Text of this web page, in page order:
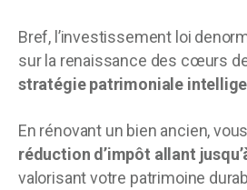
Bref, l’investissement loi
sur la renaissance des cœurs de
stratégie patrimoniale
En rénovant un bien ancien,
réduction d’impôt allant
valorisant votre patrimoine